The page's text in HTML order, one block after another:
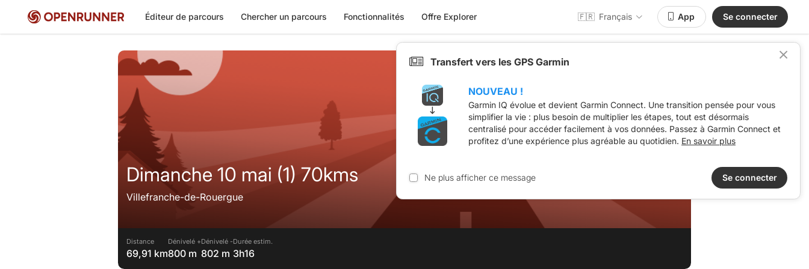
Éditeur de parcours Chercher un parcours Fonctionnalités Offre Explorer 🇫🇷 Français App Se connecter
Dimanche 10 mai (1) 70kms
Villefranche-de-Rouergue
Distance
69,91 km
Dénivelé +
800 m
Dénivelé -
802 m
Durée estim.
3h16
Transfert vers les GPS Garmin
NOUVEAU !
Garmin IQ évolue et devient Garmin Connect. Une transition pensée pour vous
simplifier la vie : plus besoin de multiplier les étapes, tout est désormais
centralisé pour accéder facilement à vos données. Passez à Garmin Connect et
profitez d’une expérience plus agréable au quotidien. En savoir plus
Ne plus afficher ce message Se connecter